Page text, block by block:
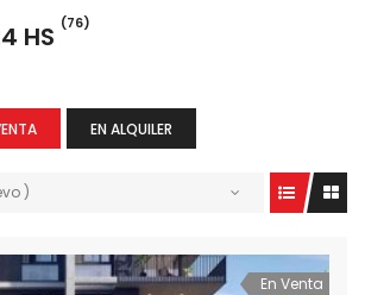
HS (76)
EN ALQUILER
)
En Venta